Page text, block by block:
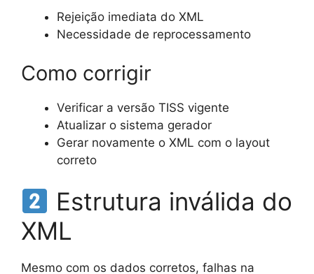
Rejeição imediata do XML
Necessidade de reprocessamento
Como corrigir
Verificar a versão TISS vigente
Atualizar o sistema gerador
Gerar novamente o XML com o layout
correto
Estrutura inválida do
XML
Mesmo com os dados corretos, falhas na